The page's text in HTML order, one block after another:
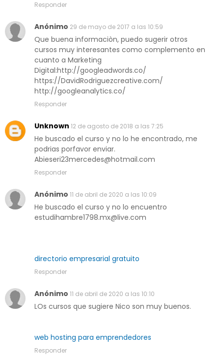
Responder
Anónimo 29 de mayo de 2017 a las 10:59
Que buena informaciòn, puedo sugerir otros
cursos muy interesantes como complemento en
cuanto a Marketing
Digital:http://googleadwords.co/
https://DavidRodriguezcreative.com/
http://googleanalytics.co/
Responder
Unknown 12 de agosto de 2018 a las 7:25
He buscado el curso y no lo he encontrado, me
podrias porfavor enviar.
Abieseri23mercedes@hotmail.com
Responder
Anónimo 11 de abril de 2020 a las 10:09
He buscado el curso y no lo encuentro
estudihambre1798.mx@live.com
directorio empresarial gratuito
Responder
Anónimo 11 de abril de 2020 a las 10:10
LOs cursos que sugiere Nico son muy buenos.
web hosting para emprendedores
Responder